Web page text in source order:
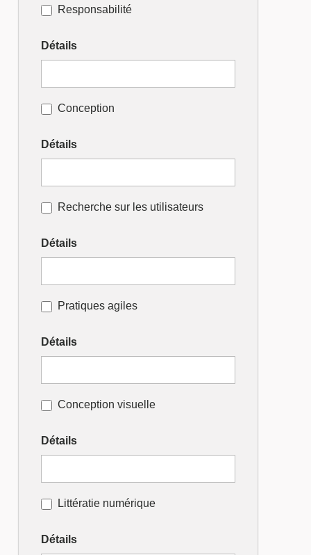
Responsabilité
Détails
Conception
Détails
Recherche sur les utilisateurs
Détails
Pratiques agiles
Détails
Conception visuelle
Détails
Littératie numérique
Détails